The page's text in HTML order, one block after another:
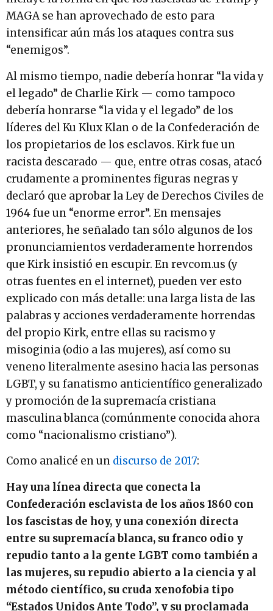
MAGA se han aprovechado de esto para
intensificar aún más los ataques contra sus
“enemigos”.
Al mismo tiempo, nadie debería honrar “la vida y
el legado” de Charlie Kirk — como tampoco
debería honrarse “la vida y el legado” de los
líderes del Ku Klux Klan o de la Confederación de
los propietarios de los esclavos. Kirk fue un
racista descarado — que, entre otras cosas, atacó
crudamente a prominentes figuras negras y
declaró que aprobar la Ley de Derechos Civiles de
1964 fue un “enorme error”. En mensajes
anteriores, he señalado tan sólo algunos de los
pronunciamientos verdaderamente horrendos
que Kirk insistió en escupir. En revcom.us (y
otras fuentes en el internet), pueden ver esto
explicado con más detalle: una larga lista de las
palabras y acciones verdaderamente horrendas
del propio Kirk, entre ellas su racismo y
misoginia (odio a las mujeres), así como su
veneno literalmente asesino hacia las personas
LGBT, y su fanatismo anticientífico generalizado
y promoción de la supremacía cristiana
masculina blanca (comúnmente conocida ahora
como “nacionalismo cristiano”).
Como analicé en un discurso de 2017:
Hay una línea directa que conecta la
Confederación esclavista de los años 1860 con
los fascistas de hoy, y una conexión directa
entre su supremacía blanca, su franco odio y
repudio tanto a la gente LGBT como también a
las mujeres, su repudio abierto a la ciencia y al
método científico, su cruda xenofobia tipo
“Estados Unidos Ante Todo”, y su proclamada